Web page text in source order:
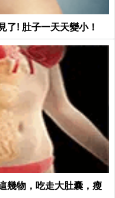
了! 肚子一天天變小！
幾物，吃走大肚囊，瘦